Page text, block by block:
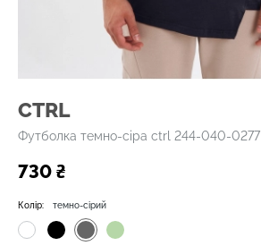
CTRL
Футболка темно-сіра ctrl 244-040-0277
730 ₴
Колір: темно-сірий